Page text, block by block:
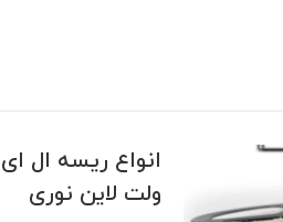
ولت لاین نوری